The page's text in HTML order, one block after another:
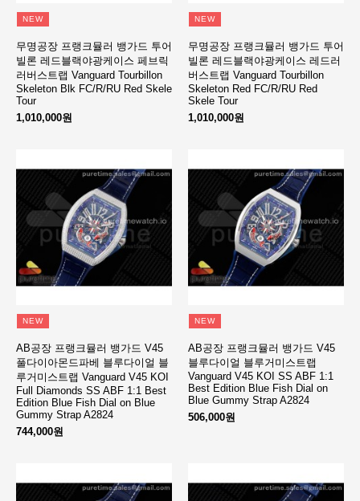
NEW
무명공장 프랭크뮬러 뱅가드 투어
빌론 레드블랙야광케이스 페브릭
러버스트랩 Vanguard Tourbillon
Skeleton Blk FC/R/RU Red Skele
Tour
1,010,000원
NEW
무명공장 프랭크뮬러 뱅가드 투어
빌론 레드블랙야광케이스 레드러
버스트랩 Vanguard Tourbillon
Skeleton Red FC/R/RU Red
Skele Tour
1,010,000원
NEW
AB공장 프랭크뮬러 뱅가드 V45
풀다이아몬드파베 블루다이얼 블
루거미스트랩 Vanguard V45 KOI
Full Diamonds SS ABF 1:1 Best
Edition Blue Fish Dial on Blue
Gummy Strap A2824
744,000원
NEW
AB공장 프랭크뮬러 뱅가드 V45
블루다이얼 블루거미스트랩
Vanguard V45 KOI SS ABF 1:1
Best Edition Blue Fish Dial on
Blue Gummy Strap A2824
506,000원